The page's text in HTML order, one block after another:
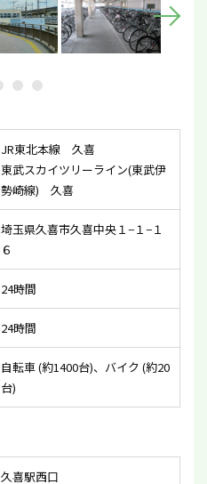
JR東北本線 久喜
東武スカイツリーライン(東武伊
勢崎線) 久喜
埼玉県久喜市久喜中央１−１−１
６
24時間
24時間
自転車 (約1400台)、バイク (約20
台)
久喜駅西口